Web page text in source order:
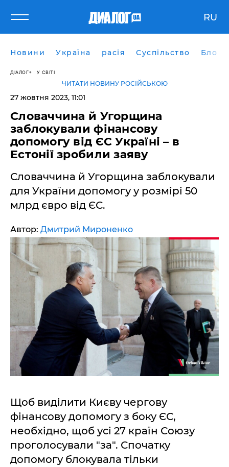
RU
Новини Україна расія Суспільство Блоги
ДІАЛОГ У СВІТІ
ЧИТАТИ НОВИНУ РОСІЙСЬКОЮ
27 жовтня 2023, 11:01
Словаччина й Угорщина
заблокували фінансову
допомогу від ЄС Україні – в
Естонії зробили заяву
Словаччина й Угорщина заблокували
для України допомогу у розмірі 50
млрд євро від ЄС.
Автор: Дмитрий Мироненко
Щоб виділити Києву чергову
фінансову допомогу з боку ЄС,
необхідно, щоб усі 27 країн Союзу
проголосували "за". Спочатку
допомогу блокувала тільки